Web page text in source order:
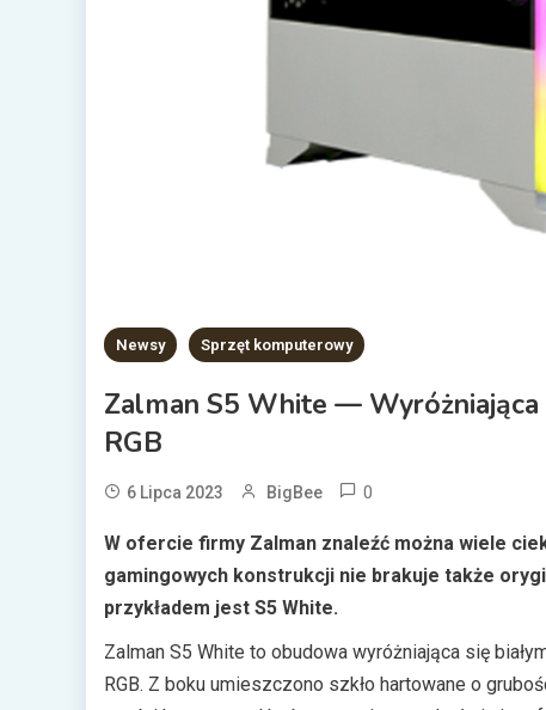
Newsy Sprzęt komputerowy
Zalman S5 White —
RGB
6 Lipca 2023 BigBee 0
W ofercie firmy Zalman znaleźć można wiele
gamingowych konstrukcji nie brakuje także
przykładem jest S5 White.
Zalman S5 White to obudowa wyróżniająca się
RGB. Z boku umieszczono szkło hartowane o